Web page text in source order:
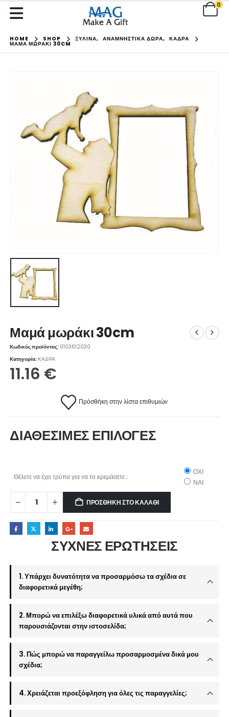
0
HOME SHOP ΞΥΛΙΝΑ, ΑΝΑΜΝΗΣΤΙΚΑ ΔΩΡΑ, ΚΑΔΡΑ
ΜΑΜΆ ΜΩΡΆΚΙ 30CM
Μαμά μωράκι 30cm
Κωδικός προϊόντος: 0103612030
Κατηγορία:ΚΑΔΡΑ
11.16 €
Πρόσθήκη στην λίστα επιθυμιών
ΔΙΑΘΕΣΙΜΕΣ ΕΠΙΛΟΓΕΣ
Θέλετε να έχει τρύπα για να το κρεμάσετε ;
ΟΧΙ
ΝΑΙ
ΠΡΟΣΘΉΚΗ ΣΤΟ ΚΑΛΆΘΙ
ΣΥΧΝΕΣ ΕΡΩΤΗΣΕΙΣ
1. Υπάρχει δυνατότητα να προσαρμόσω τα σχέδια σε
διαφορετικά μεγέθη;
2. Μπορώ να επιλέξω διαφορετικά υλικά από αυτά που
παρουσιάζονται στην ιστοσελίδα;
3. Πώς μπορώ να παραγγείλω προσαρμοσμένα δικά μου
σχέδια;
4. Χρειάζεται προεξόφληση για όλες τις παραγγελίες;